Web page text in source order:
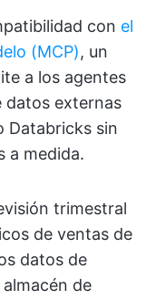
con el
(MCP), un
a los agentes
datos externas
Databricks sin
a medida.
trimestral
de ventas de
datos de
de